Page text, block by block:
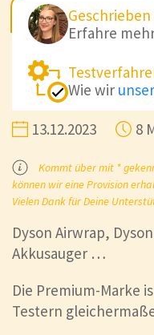
Geschrieben
Erfahre
Wie wir
13.12.2023 8
Kommt über mit *
können wir eine Provision
Vielen Dank für Deine
Dyson Airwrap,
Akkusauger …
Die Premium-Marke
Testern